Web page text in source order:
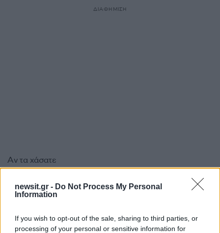
newsit.gr - Do Not Process My Personal
Information
If you wish to opt-out of the sale, sharing to third parties, or
processing of your personal or sensitive information for
ΔΙΑΦΗΜΙΣΗ
Αν τα χάσατε